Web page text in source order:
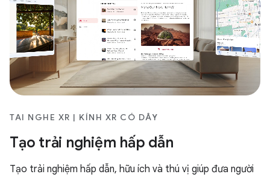
TAI NGHE XR | KÍNH XR CÓ DÂY
Tạo trải nghiệm hấp dẫn
Tạo trải nghiệm hấp dẫn, hữu ích và thú vị giúp đưa người